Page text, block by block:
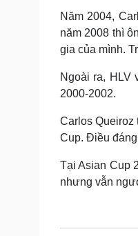
Năm 2004,
năm 2008 thì
gia của mình.
Ngoài ra, HLV
2000-2002.
Carlos Queiroz
Cup. Điều
Tại Asian Cup
nhưng vẫn